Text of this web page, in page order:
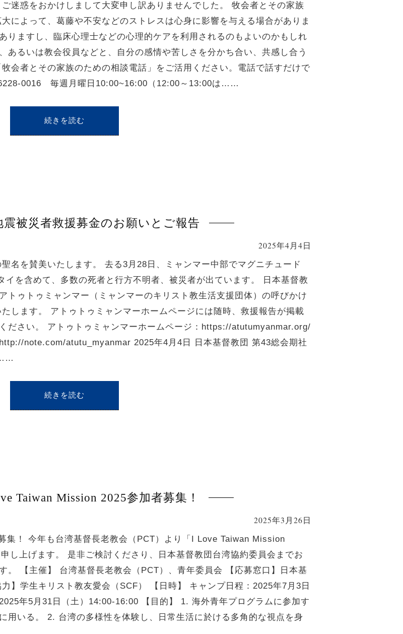
迷惑をおかけしまして大変申し訳ありませんでした。 牧会者とその家族
によって、葛藤や不安などのストレスは心身に影響を与える場合がありま
りますし、臨床心理士などの心理的ケアを利用されるのもよいのかもしれ
あるいは教会役員などと、自分の感情や苦しさを分かち合い、共感し合う
会者とその家族のための相談電話」をご活用ください。電話で話すだけで
0016 毎週月曜日10:00~16:00（12:00～13:00は……
続きを読む
震被災者救援募金のお願いとご報告
2025年4月4日
名を賛美いたします。 去る3月28日、ミャンマー中部でマグニチュード
を含めて、多数の死者と行方不明者、被災者が出ています。 日本基督教
トゥトゥミャンマー（ミャンマーのキリスト教生活支援団体）の呼びかけ
します。 アトゥトゥミャンマーホームページには随時、救援報告が掲載
ださい。 アトゥトゥミャンマーホームページ：https://atutumyanmar.org/
note.com/atutu_myanmar 2025年4月4日 日本基督教団 第43総会期社
続きを読む
Taiwan Mission 2025参加者募集！
2025年3月26日
集！ 今年も台湾基督長老教会（PCT）より「I Love Taiwan Mission
し上げます。 是非ご検討くださり、日本基督教団台湾協約委員会までお
。 【主催】 台湾基督長老教会（PCT）、青年委員会 【応募窓口】日本基
】学生キリスト教友愛会（SCF） 【日時】 キャンプ日程：2025年7月3日
年5月31日（土）14:00-16:00 【目的】 1. 海外青年プログラムに参加す
用いる。 2. 台湾の多様性を体験し、日常生活に於ける多角的な視点を身